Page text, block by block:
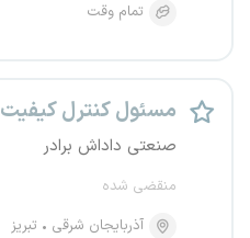
تمام وقت
مسئول کنترل کیفیت
صنعتی داداش برادر
منقضی شده
آذربایجان شرقی
تبریز